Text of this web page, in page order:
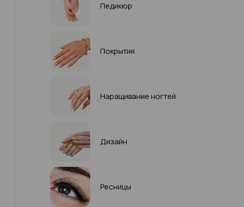
Педикюр
Покрытия
Наращивание ногтей
Дизайн
Ресницы